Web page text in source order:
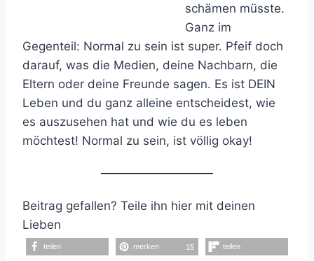
schämen müsste.
Ganz im
Gegenteil: Normal zu sein ist super. Pfeif doch
darauf, was die Medien, deine Nachbarn, die
Eltern oder deine Freunde sagen. Es ist DEIN
Leben und du ganz alleine entscheidest, wie
es auszusehen hat und wie du es leben
möchtest! Normal zu sein, ist völlig okay!
Beitrag gefallen? Teile ihn hier mit deinen
Lieben
teilen merken 15 teilen